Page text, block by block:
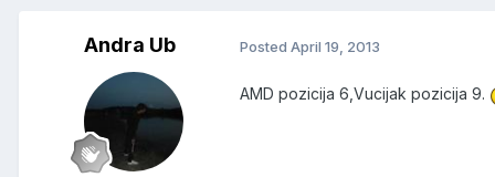
Andra Ub Posted April 19, 2013
AMD pozicija 6,Vucijak pozicija 9.